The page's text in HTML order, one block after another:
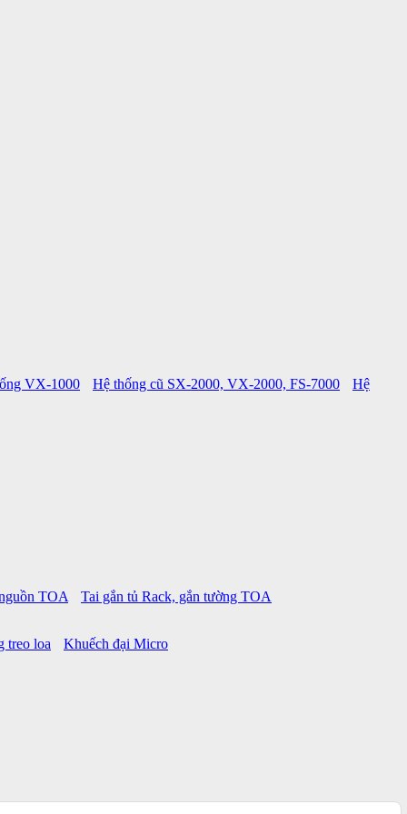
VX-1000 Hệ thống cũ SX-2000, VX-2000, FS-7000
Hệ
TOA
Tai gắn tủ Rack, gắn tường TOA
treo loa
Khuếch đại Micro